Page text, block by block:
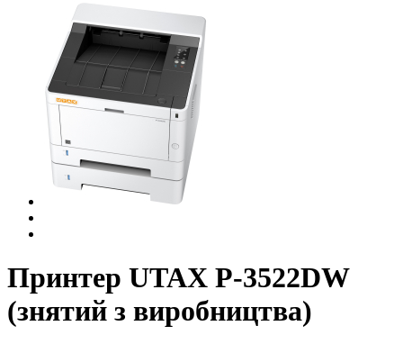
Принтер UTAX P-3522DW
(знятий з виробництва)